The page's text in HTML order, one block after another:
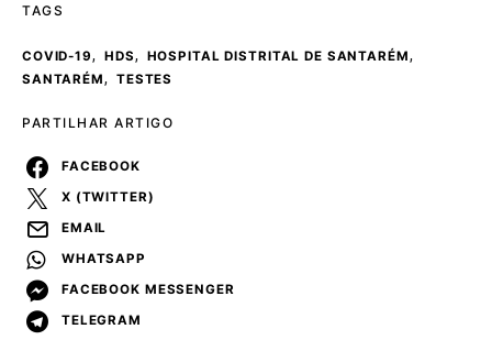
TAGS
COVID-19, HDS, HOSPITAL DISTRITAL DE SANTARÉM,
SANTARÉM, TESTES
PARTILHAR ARTIGO
FACEBOOK
X (TWITTER)
EMAIL
WHATSAPP
FACEBOOK MESSENGER
TELEGRAM